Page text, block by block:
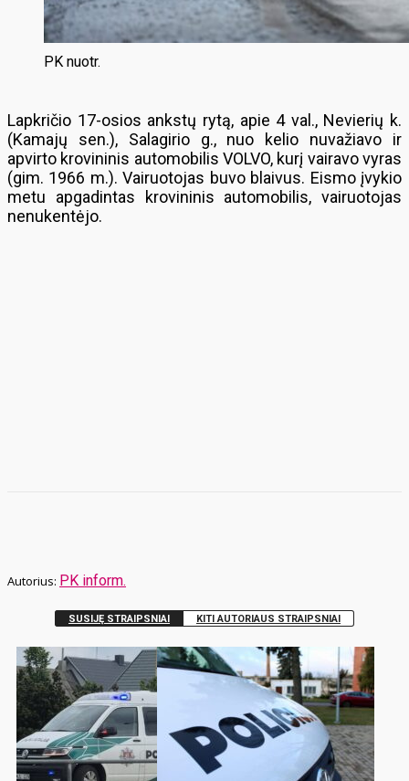
PK nuotr.
Lapkričio 17-osios ankstų rytą, apie 4 val., Nevierių k.
(Kamajų sen.), Salagirio g., nuo kelio nuvažiavo ir
apvirto krovininis automobilis VOLVO, kurį vairavo vyras
(gim. 1966 m.). Vairuotojas buvo blaivus. Eismo įvykio
metu apgadintas krovininis automobilis, vairuotojas
nenukentėjo.
PK inform.
SUSIJĘ STRAIPSNIAI KITI AUTORIAUS STRAIPSNIAI